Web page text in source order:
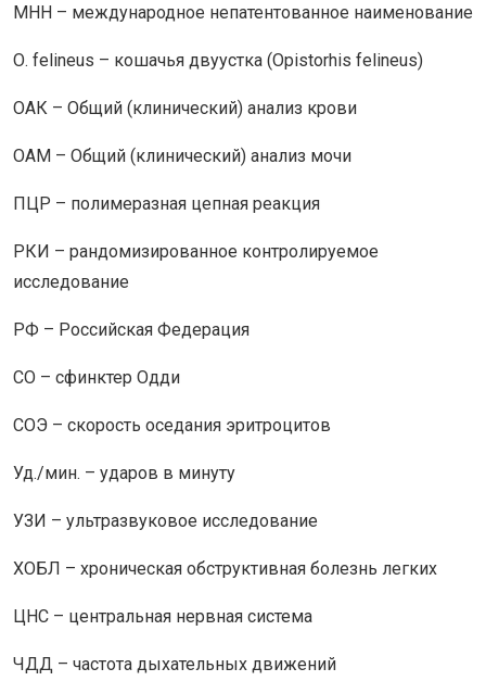
МНН – международное непатентованное наименование
О. felineus – кошачья двуустка (Оpistorhis felineus)
ОАК – Общий (клинический) анализ крови
ОАМ – Общий (клинический) анализ мочи
ПЦР – полимеразная цепная реакция
РКИ – рандомизированное контролируемое
исследование
РФ – Российская Федерация
СО – сфинктер Одди
СОЭ – скорость оседания эритроцитов
Уд./мин. – ударов в минуту
УЗИ – ультразвуковое исследование
ХОБЛ – хроническая обструктивная болезнь легких
ЦНС – центральная нервная система
ЧДД – частота дыхательных движений